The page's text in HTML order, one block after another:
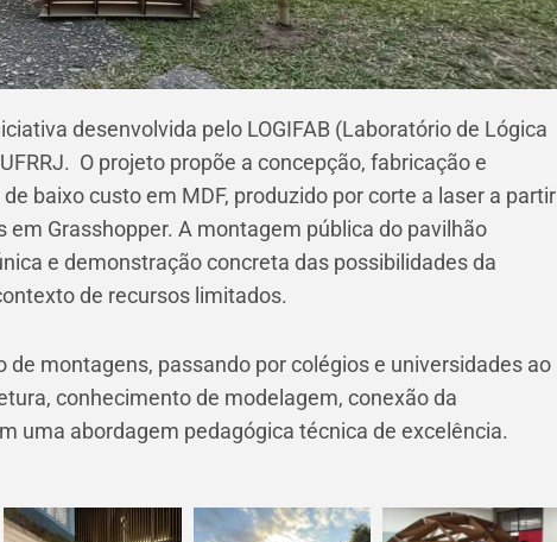
desenvolvida pelo LOGIFAB (Laboratório de Lógica
O projeto propõe a concepção, fabricação e
baixo custo em MDF, produzido por corte a laser a partir
Grasshopper. A montagem pública do pavilhão
e demonstração concreta das possibilidades da
de recursos limitados.
de montagens, passando por colégios e universidades ao
conhecimento de modelagem, conexão da
uma abordagem pedagógica técnica de excelência.